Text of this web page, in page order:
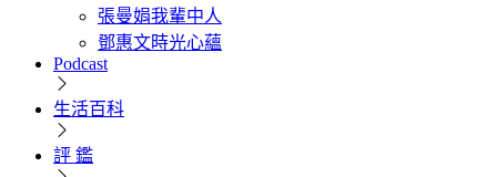
張曼娟我輩中人
鄧惠文時光心蘊
Podcast
生活百科
評 鑑